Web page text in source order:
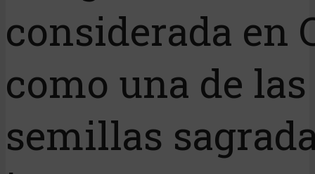
considerada en
como una de
semillas